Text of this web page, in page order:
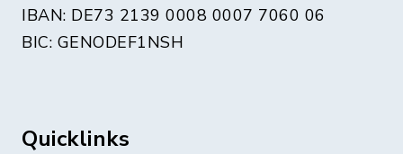
IBAN: DE73 2139 0008 0007 7060 06
BIC: GENODEF1NSH
Quicklinks